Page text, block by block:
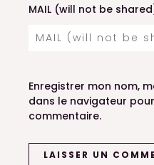
MAIL (will not be
Enregistrer mon nom,
dans le navigateur
commentaire.